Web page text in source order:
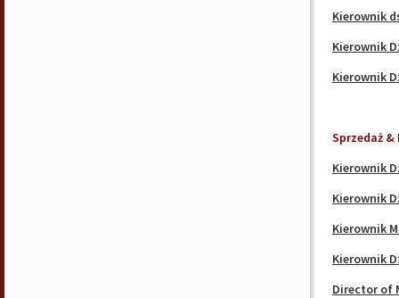
Kierownik
Kierownik
Kierownik
Sprzedaż
Kierownik
Kierownik
Kierownik
Kierownik
Director of